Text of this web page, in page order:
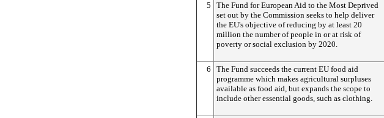
5
The Fund for European Aid to the Most Deprived
set out by the Commission seeks to help deliver
the EU's objective of reducing by at least 20
million the number of people in or at risk of
poverty or social exclusion by 2020.
6
The Fund succeeds the current EU food aid
programme which makes agricultural surpluses
available as food aid, but expands the scope to
include other essential goods, such as clothing.